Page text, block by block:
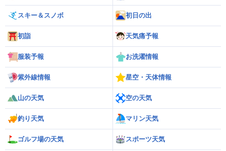
スキー＆スノボ 初日の出
初詣 天気痛予報
服装予報 お洗濯情報
紫外線情報 星空・天体情報
山の天気 空の天気
釣り天気 マリン天気
ゴルフ場の天気 スポーツ天気